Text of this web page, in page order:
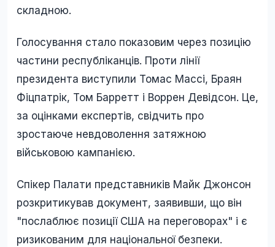
складною.
Голосування стало показовим через позицію
частини республіканців. Проти лінії
президента виступили Томас Массі, Браян
Фіцпатрік, Том Барретт і Воррен Девідсон. Це,
за оцінками експертів, свідчить про
зростаюче невдоволення затяжною
військовою кампанією.
Спікер Палати представників Майк Джонсон
розкритикував документ, заявивши, що він
"послаблює позиції США на переговорах" і є
ризикованим для національної безпеки.